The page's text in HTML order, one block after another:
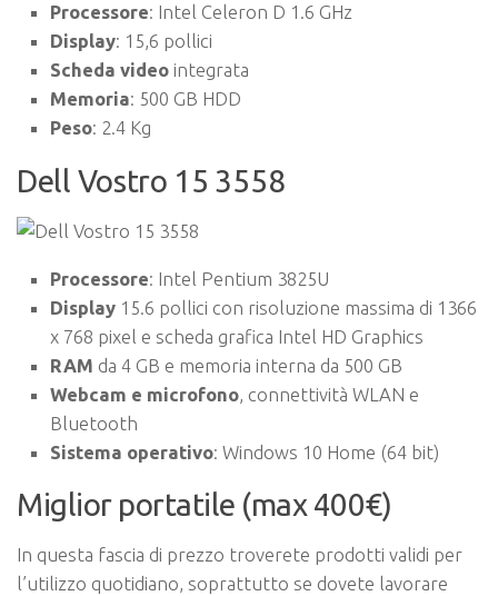
Processore: Intel Celeron D 1.6 GHz
Display: 15,6 pollici
Scheda video integrata
Memoria: 500 GB HDD
Peso: 2.4 Kg
Dell Vostro 15 3558
Processore: Intel Pentium 3825U
Display 15.6 pollici con risoluzione massima di 1366
x 768 pixel e scheda grafica Intel HD Graphics
RAM da 4 GB e memoria interna da 500 GB
Webcam e microfono , connettività WLAN e
Bluetooth
Sistema operativo: Windows 10 Home (64 bit)
Miglior portatile (max 400€)
In questa fascia di prezzo troverete prodotti validi per
l’utilizzo quotidiano, soprattutto se dovete lavorare